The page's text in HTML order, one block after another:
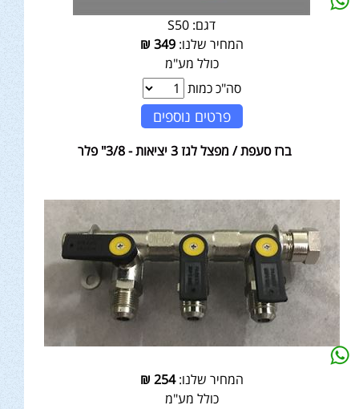
דגם: S50
המחיר שלנו:349
₪
כולל מע"מ
סה"כ כמות
פרטים נוספים
ברז סעפת / מפצל לגז 3 יציאות - 3/8" פלר
המחיר שלנו:254
₪
כולל מע"מ